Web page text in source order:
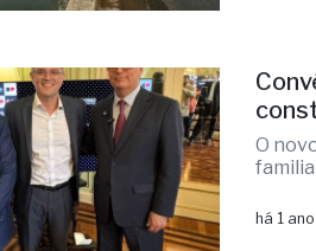
O
há 1 ano